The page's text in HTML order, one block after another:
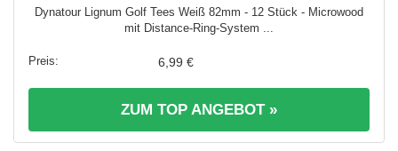
Dynatour Lignum Golf Tees Weiß 82mm - 12 Stück - Microwood
mit Distance-Ring-System ...
6,99 €
ZUM TOP ANGEBOT »